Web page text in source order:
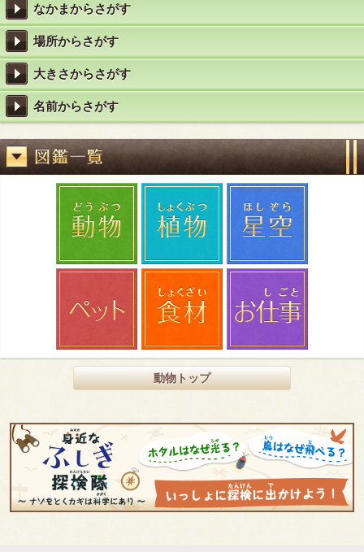
なかまからさがす
場所からさがす
大きさからさがす
名前からさがす
動物トップ